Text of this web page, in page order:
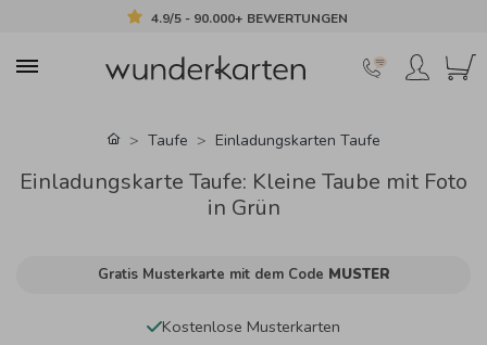
4.9/5 - 90.000+ BEWERTUNGEN
Taufe Einladungskarten Taufe
Einladungskarte Taufe: Kleine Taube mit Foto
in Grün
Gratis Musterkarte mit dem Code MUSTER
Kostenlose Musterkarten